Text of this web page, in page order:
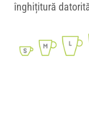
înghițitură